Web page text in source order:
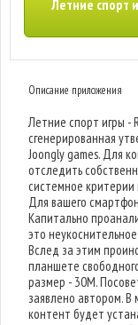
Летние спорт
Описание приложения
Летние спорт игры -
сгенерированная
Joongly games. Для
отследить
системное критерии
Для вашего
Капитально
это
Вслед за этим
планшете
размер - 30M.
заявлено автором.
контент будет